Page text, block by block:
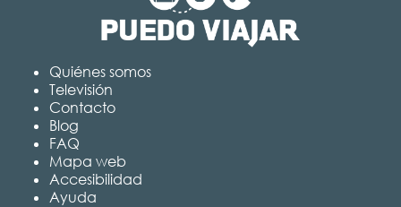
Quiénes somos
Televisión
Contacto
Blog
FAQ
Mapa web
Accesibilidad
Ayuda